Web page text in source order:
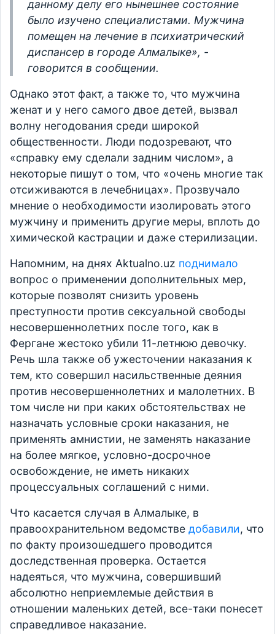
данному делу его нынешнее состояние
было изучено специалистами. Мужчина
помещен на лечение в психиатрический
диспансер в городе Алмалыке», -
говорится в сообщении.
Однако этот факт, а также то, что мужчина
женат и у него самого двое детей, вызвал
волну негодования среди широкой
общественности. Люди подозревают, что
«справку ему сделали задним числом», а
некоторые пишут о том, что «очень многие так
отсиживаются в лечебницах». Прозвучало
мнение о необходимости изолировать этого
мужчину и применить другие меры, вплоть до
химической кастрации и даже стерилизации.
Напомним, на днях Aktualno.uz поднимало
вопрос о применении дополнительных мер,
которые позволят снизить уровень
преступности против сексуальной свободы
несовершеннолетних после того, как в
Фергане жестоко убили 11-летнюю девочку.
Речь шла также об ужесточении наказания к
тем, кто совершил насильственные деяния
против несовершеннолетних и малолетних. В
том числе ни при каких обстоятельствах не
назначать условные сроки наказания, не
применять амнистии, не заменять наказание
на более мягкое, условно-досрочное
освобождение, не иметь никаких
процессуальных соглашений с ними.
Что касается случая в Алмалыке, в
правоохранительном ведомстве добавили, что
по факту произошедшего проводится
доследственная проверка. Остается
надеяться, что мужчина, совершивший
абсолютно неприемлемые действия в
отношении маленьких детей, все-таки понесет
справедливое наказание.